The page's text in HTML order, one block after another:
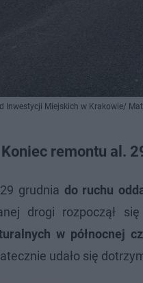
Inwestycji Miejskich w Krakowie/
remontu al.
grudnia do ruchu
drogi rozpoczął
w północnej
udało się